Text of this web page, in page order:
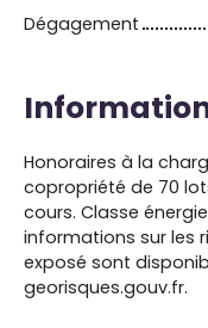
Dégagement
Honoraires à la
copropriété de 70
cours. Classe
informations sur les
exposé sont
georisques.gouv.fr.